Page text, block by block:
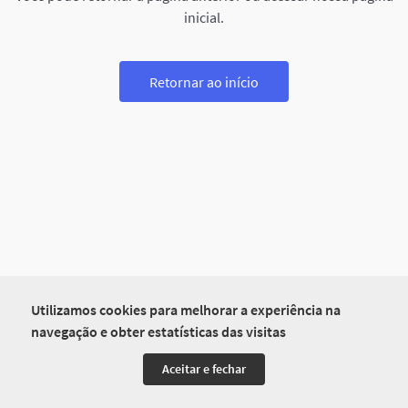
Utilizamos cookies para melhorar a experiência na
navegação e obter estatísticas das visitas
Aceitar e fechar
inicial.
Retornar ao início